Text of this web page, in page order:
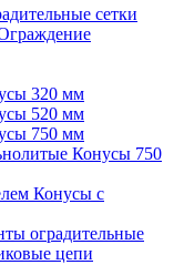
сетки
320 мм
520 мм
750 мм
Конусы 750
Конусы с
оградительные
цепи